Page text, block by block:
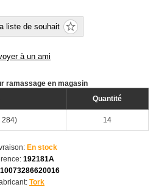
liste de souhait
à un ami
ramassage en magasin
Quantité
284) 14
En stock
192181A
10073286620016
Tork